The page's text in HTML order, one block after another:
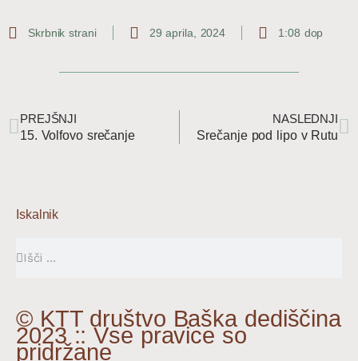
Skrbnik strani 29 aprila, 2024 1:08 dop
PREJŠNJI
15. Volfovo srečanje
NASLEDNJI
Srečanje pod lipo v Rutu
Iskalnik
© KTT društvo Baška dediščina
2023 :: Vse pravice so
pridržane